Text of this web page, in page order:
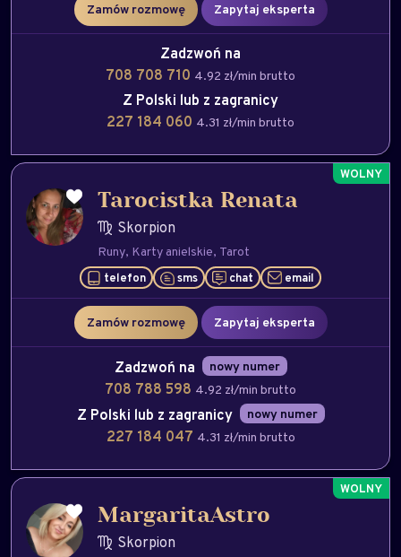
Zamów rozmowę Zapytaj eksperta
Zadzwoń na
708 708 710 4.92 zł/min brutto
Z Polski lub z zagranicy
227 184 060 4.31 zł/min brutto
Tarocistka Renata
Skorpion
Runy Karty anielskie Tarot
telefon sms chat email
Zamów rozmowę Zapytaj eksperta
Zadzwoń na nowy numer
708 788 598 4.92 zł/min brutto
Z Polski lub z zagranicy nowy numer
227 184 047 4.31 zł/min brutto
MargaritaAstro
Skorpion